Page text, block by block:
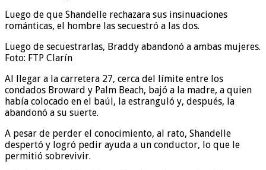
Luego de que Shandelle rechazara sus insinuaciones
románticas, el hombre las secuestró a las dos.
Luego de secuestrarlas, Braddy abandonó a ambas mujeres.
Foto: FTP Clarín
Al llegar a la carretera 27, cerca del límite entre los
condados Broward y Palm Beach, bajó a la madre, a quien
había colocado en el baúl, la estranguló y, después, la
abandonó a su suerte.
A pesar de perder el conocimiento, al rato, Shandelle
despertó y logró pedir ayuda a un conductor, lo que le
permitió sobrevivir.